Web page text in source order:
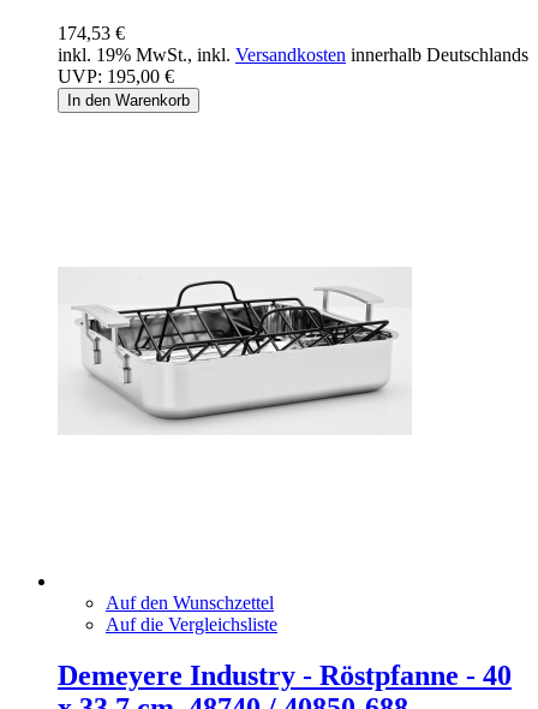
174,53 €
inkl. 19% MwSt., inkl. Versandkosten innerhalb Deutschlands
UVP: 195,00 €
In den Warenkorb
Auf den Wunschzettel
Auf die Vergleichsliste
Demeyere Industry - Röstpfanne - 40